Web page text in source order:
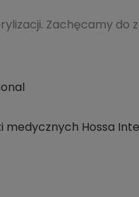
Zachęcamy
medycznych Hossa